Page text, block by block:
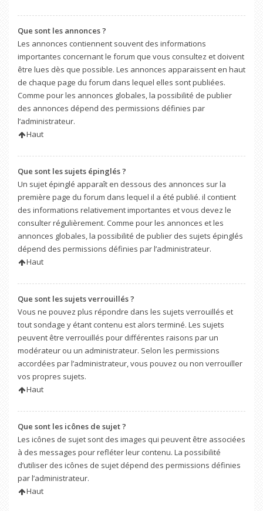
Que sont les annonces ?
Les annonces contiennent souvent des informations
importantes concernant le forum que vous consultez et doivent
être lues dès que possible. Les annonces apparaissent en haut
de chaque page du forum dans lequel elles sont publiées.
Comme pour les annonces globales, la possibilité de publier
des annonces dépend des permissions définies par
l’administrateur.
Haut
Que sont les sujets épinglés ?
Un sujet épinglé apparaît en dessous des annonces sur la
première page du forum dans lequel il a été publié. il contient
des informations relativement importantes et vous devez le
consulter régulièrement. Comme pour les annonces et les
annonces globales, la possibilité de publier des sujets épinglés
dépend des permissions définies par l’administrateur.
Haut
Que sont les sujets verrouillés ?
Vous ne pouvez plus répondre dans les sujets verrouillés et
tout sondage y étant contenu est alors terminé. Les sujets
peuvent être verrouillés pour différentes raisons par un
modérateur ou un administrateur. Selon les permissions
accordées par l’administrateur, vous pouvez ou non verrouiller
vos propres sujets.
Haut
Que sont les icônes de sujet ?
Les icônes de sujet sont des images qui peuvent être associées
à des messages pour refléter leur contenu. La possibilité
d’utiliser des icônes de sujet dépend des permissions définies
par l’administrateur.
Haut